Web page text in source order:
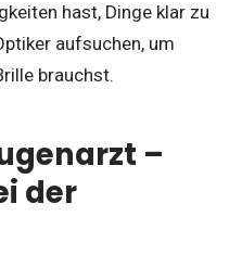
hast, Dinge klar zu
aufsuchen, um
brauchst.
–
der